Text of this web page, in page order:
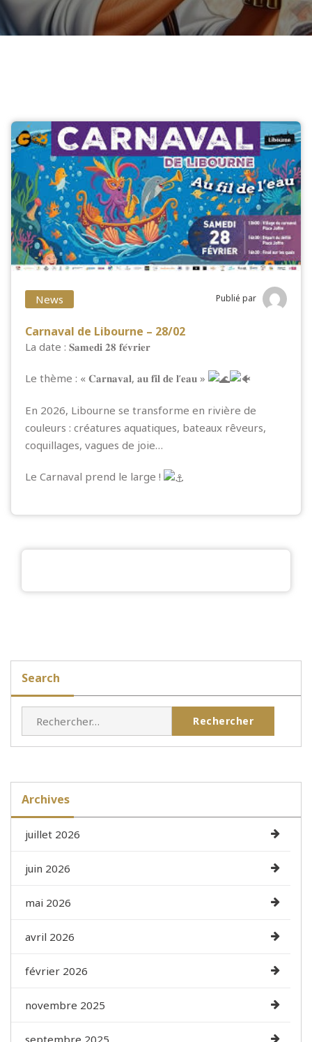
News Publié par
Carnaval de Libourne – 28/02
La date : 𝐒𝐚𝐦𝐞𝐝𝐢 𝟐𝟖 𝐟𝐞́𝐯𝐫𝐢𝐞𝐫
Le thème : « 𝐂𝐚𝐫𝐧𝐚𝐯𝐚𝐥, 𝐚𝐮 𝐟𝐢𝐥 𝐝𝐞 𝐥’𝐞𝐚𝐮 »
En 2026, Libourne se transforme en rivière de
couleurs : créatures aquatiques, bateaux rêveurs,
coquillages, vagues de joie…
Le Carnaval prend le large !
Search
Archives
juillet 2026
juin 2026
mai 2026
avril 2026
février 2026
novembre 2025
septembre 2025